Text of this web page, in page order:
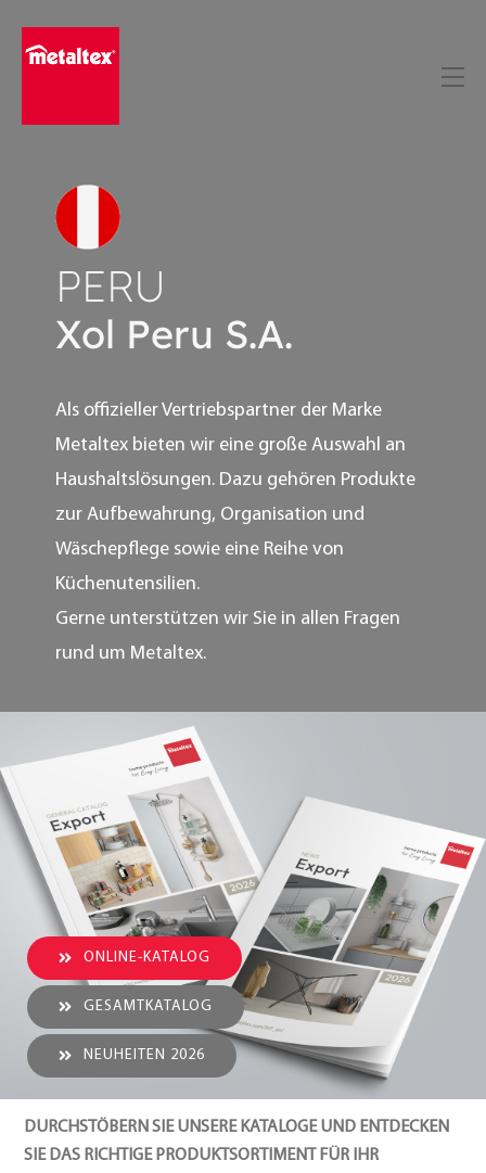
PERU
Xol Peru S.A.
Als offizieller Vertriebspartner der Marke
Metaltex bieten wir eine große Auswahl an
Haushaltslösungen. Dazu gehören Produkte
zur Aufbewahrung, Organisation und
Wäschepflege sowie eine Reihe von
Küchenutensilien.
Gerne unterstützen wir Sie in allen Fragen
rund um Metaltex.
ONLINE-KATALOG
GESAMTKATALOG
NEUHEITEN 2026
DURCHSTÖBERN SIE UNSERE KATALOGE UND ENTDECKEN
SIE DAS RICHTIGE PRODUKTSORTIMENT FÜR IHR